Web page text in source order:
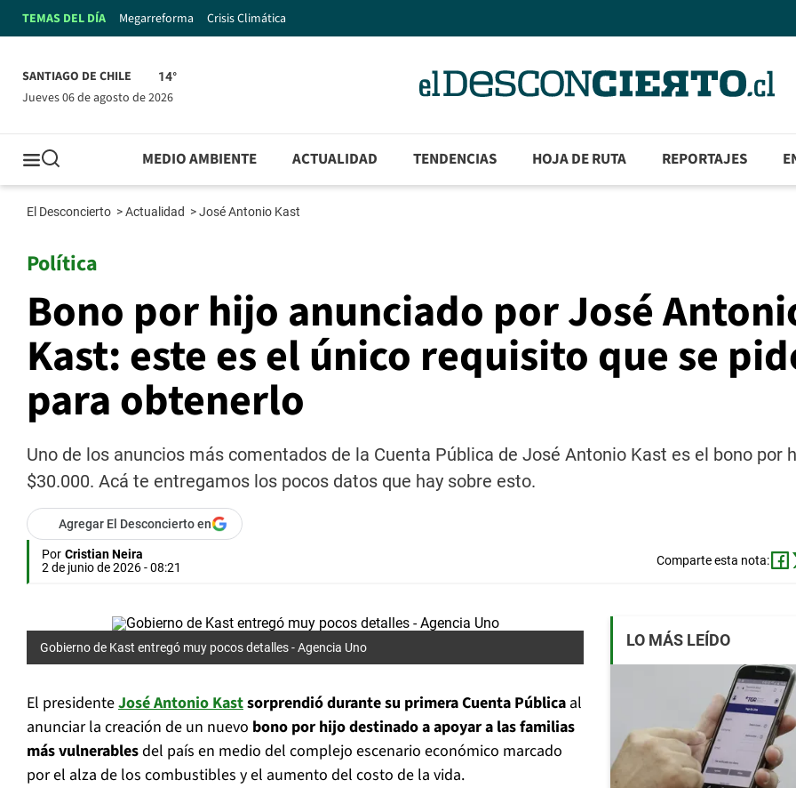
TEMAS DEL DÍA Megarreforma Crisis Climática
SANTIAGO DE CHILE 14°
jueves 06 de agosto de 2026
MEDIO AMBIENTE ACTUALIDAD TENDENCIAS HOJA DE RUTA REPORTAJES
El Desconcierto >Actualidad >José Antonio Kast
Política
Bono por hijo anunciado por José
Kast: este es el único requisito que se
para obtenerlo
Uno de los anuncios más comentados de la Cuenta Pública de José Antonio Kast es el bono por
$30.000. Acá te entregamos los pocos datos que hay sobre esto.
Agregar El Desconcierto en
Por Cristian Neira
2 de junio de 2026 - 08:21
Comparte esta nota:
Gobierno de Kast entregó muy pocos detalles -Agencia Uno
El presidenteJosé Antonio Kastsorprendió durante su primera Cuenta Pública al
anunciar la creación de un nuevo bono por hijo destinado a apoyar a las familias
más vulnerablesdel país en medio del complejo escenario económico marcado
por el alza de los combustibles y el aumento del costo de la vida.
LO MÁS LEÍDO